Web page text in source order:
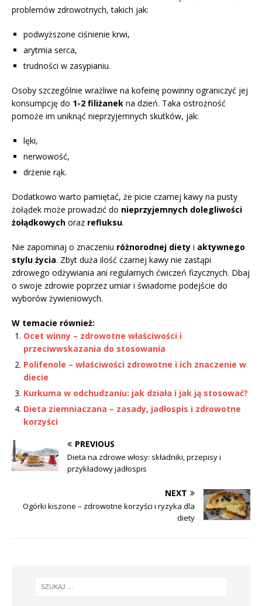
problemów zdrowotnych, takich jak:
podwyższone ciśnienie krwi,
arytmia serca,
trudności w zasypianiu.
Osoby szczególnie wrażliwe na kofeinę powinny ograniczyć jej
konsumpcję do 1-2 filiżanek na dzień. Taka ostrożność
pomoże im uniknąć nieprzyjemnych skutków, jak:
lęki,
nerwowość,
drżenie rąk.
Dodatkowo warto pamiętać, że picie czarnej kawy na pusty
żołądek może prowadzić do nieprzyjemnych dolegliwości
żołądkowych oraz refluksu.
Nie zapominaj o znaczeniu różnorodnej diety i aktywnego
stylu życia. Zbyt duża ilość czarnej kawy nie zastąpi
zdrowego odżywiania ani regularnych ćwiczeń fizycznych. Dbaj
o swoje zdrowie poprzez umiar i świadome podejście do
wyborów żywieniowych.
W temacie również:
Ocet winny – zdrowotne właściwości i
przeciwwskazania do stosowania
Polifenole – właściwości zdrowotne i ich znaczenie w
diecie
Kurkuma w odchudzaniu: jak działa i jak ją stosować?
Dieta ziemniaczana – zasady, jadłospis i zdrowotne
korzyści
PREVIOUS
Dieta na zdrowe włosy: składniki, przepisy i
przykładowy jadłospis
NEXT
Ogórki kiszone – zdrowotne korzyści i ryzyka dla
diety